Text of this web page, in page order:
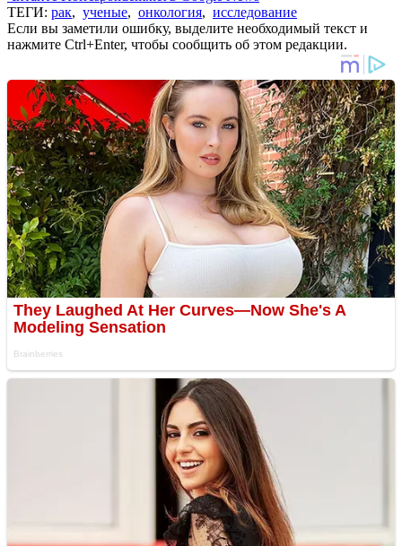
ТЕГИ: рак, ученые, онкология, исследование
Если вы заметили ошибку, выделите необходимый текст и
нажмите Ctrl+Enter, чтобы сообщить об этом редакции.